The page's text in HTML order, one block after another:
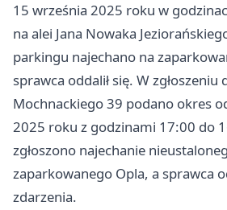
15 września 2025 roku w
na alei Jana Nowaka
parkingu najechano na
sprawca oddalił się. W
Mochnackiego 39 podano okres
2025 roku z godzinami 17:00 do
zgłoszono najechanie
zaparkowanego Opla, a sprawca
zdarzenia.